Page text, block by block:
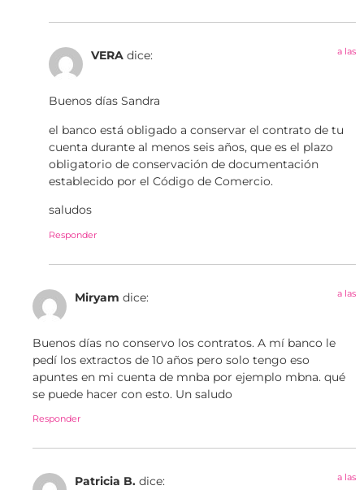
VERA dice: a las
Buenos días Sandra
el banco está obligado a conservar el contrato de tu
cuenta durante al menos seis años, que es el plazo
obligatorio de conservación de documentación
establecido por el Código de Comercio.
saludos
Responder
Miryam dice: a las
Buenos días no conservo los contratos. A mí banco le
pedí los extractos de 10 años pero solo tengo eso
apuntes en mi cuenta de mnba por ejemplo mbna. qué
se puede hacer con esto. Un saludo
Responder
Patricia B. dice: a las